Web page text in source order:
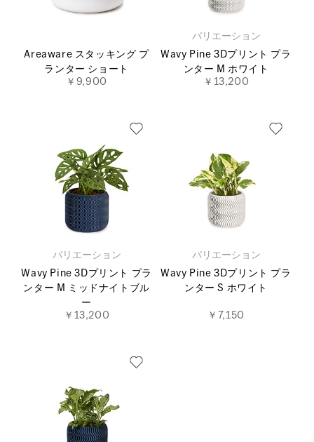
Areaware スタッキング プ
ランター ショート
￥9,900
バリエーション
Wavy Pine 3Dプリント プラ
ンター M ホワイト
￥13,200
バリエーション
Wavy Pine 3Dプリント プラ
ンター M ミッドナイトブル
ー
￥13,200
バリエーション
Wavy Pine 3Dプリント プラ
ンター S ホワイト
￥7,150